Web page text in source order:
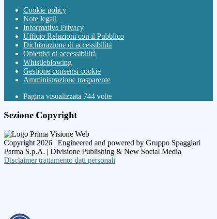
Cookie policy
Note legali
Informativa Privacy
Ufficio Relazioni con il Pubblico
Dichiarazione di accessibilità
Obiettivi di accessibilità
Whistleblowing
Gestione consensi cookie
Amministrazione trasparente
Pagina visualizzata 744 volte
Sezione Copyright
Copyright 2026 | Engineered and powered by Gruppo Spaggiari
Parma S.p.A. | Divisione Publishing & New Social Media
Disclaimer trattamento dati personali